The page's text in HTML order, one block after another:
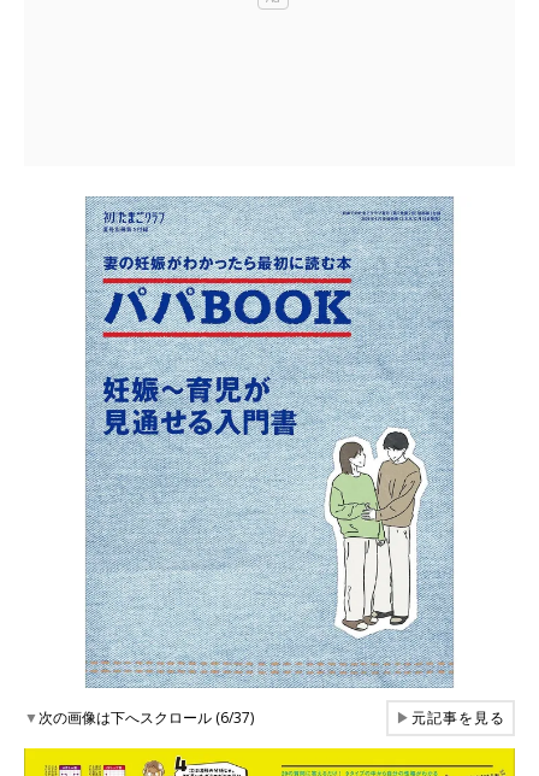
▼次の画像は下へスクロール (6/37) ▶元記事を見る